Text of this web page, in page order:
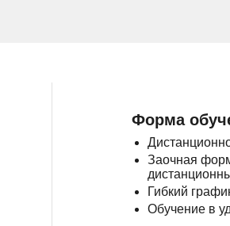
Форма
Заочная
Гибкий
Обучение в